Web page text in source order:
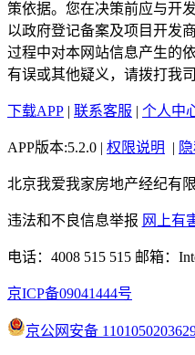
策依据。您在决策前应与开
以政府登记备案及项目开发
过程中对本网站信息产生的
有误或其他疑义，请拨打我
下载APP | 联系客服 | 个人中
APP版本:5.2.0 | 权限说明 |
北京我爱我家房地产经纪有
违法和不良信息举报 网上有
电话：4008 515 515 邮箱：
京ICP备09041444号
京公网安备